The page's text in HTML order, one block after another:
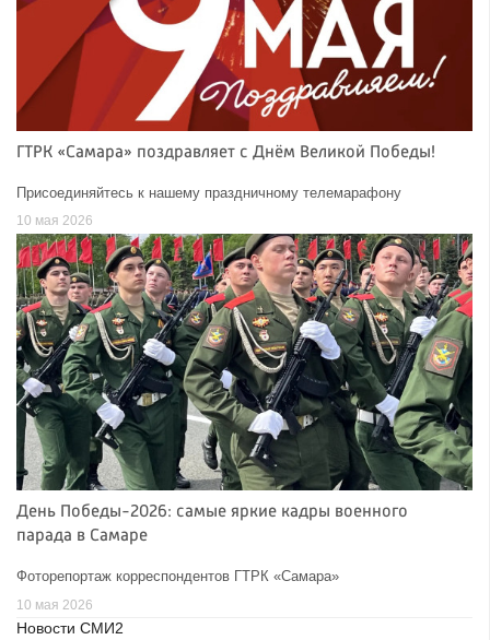
ГТРК «Самара» поздравляет с Днём Великой Победы!
Присоединяйтесь к нашему праздничному телемарафону
10 мая 2026
День Победы-2026: самые яркие кадры военного
парада в Самаре
Фоторепортаж корреспондентов ГТРК «Самара»
10 мая 2026
Новости СМИ2